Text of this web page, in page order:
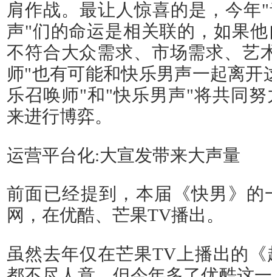
肩作战。最让人惊喜的是，今
声"们的命运是相关联的，如果
不符合大众需求、市场需求、艺
师"也有可能和快乐男声一起离
乐召唤师"和"快乐男声"将共同
来进行博弈。
运营平台化:大宣发带来大声量
前面已经提到，本届《快男》
网，在优酷、芒果TV播出。
虽然去年仅在芒果TV上播出的